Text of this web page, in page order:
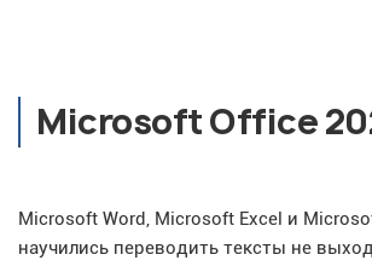
Microsoft Office
Microsoft Word, Microsoft Excel и
научились переводить тексты не